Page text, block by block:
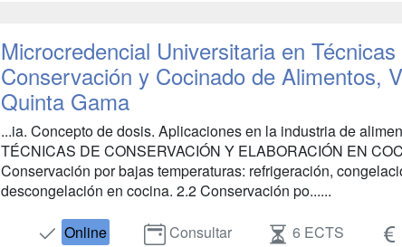
Microcredencial Universitaria en
Conservación y Cocinado de Alimentos,
Quinta Gama
...ia. Concepto de dosis. Aplicaciones en la industria de
TÉCNICAS DE CONSERVACIÓN Y ELABORACIÓN EN
Conservación por bajas temperaturas: refrigeración,
descongelación en cocina. 2.2 Conservación po......
Online
Consultar 6 ECTS